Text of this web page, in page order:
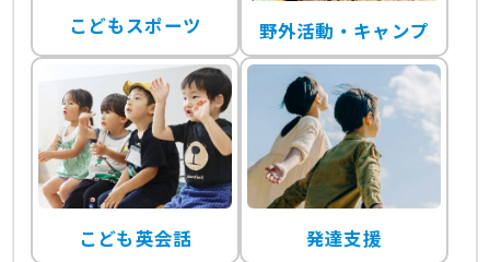
こどもスポーツ 野外活動・キャンプ
こども英会話 発達支援